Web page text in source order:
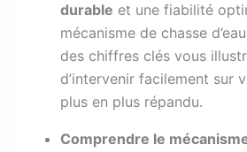
durable et une fiabilité
mécanisme de chasse
des chiffres clés vous
d’intervenir facilement sur
plus en plus répandu.
Comprendre le